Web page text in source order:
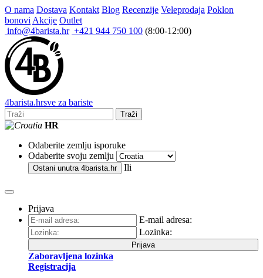
O nama Dostava Kontakt Blog Recenzije Veleprodaja Poklon
bonovi Akcije Outlet
info@4barista.hr +421 944 750 100 (8:00-12:00)
4barista.hrsve za bariste
Traži
HR
Odaberite zemlju isporuke
Odaberite svoju zemlju
Ostani unutra 4barista.hr Ili
Prijava
E-mail adresa:
Lozinka:
Prijava
Zaboravljena lozinka
Registracija